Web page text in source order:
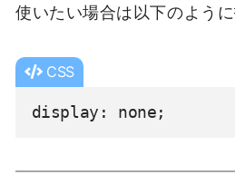
使いたい場合は以下のように
CSS
display: none;